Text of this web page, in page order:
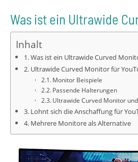
Was ist ein Ultrawide
Inhalt
Was ist ein Ultrawide Curved
Ultrawide Curved Monitor für
Monitor Beispiele
Passende Halterungen
Ultrawide Curved Monitor und
Lohnt sich die Anschaffung für
Mehrere Monitore als Alternative